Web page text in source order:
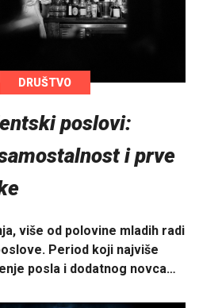
DRUŠTVO
poslovi:
i prve
više od polovine mladih radi
Period koji najviše
posla i dodatnog novca…